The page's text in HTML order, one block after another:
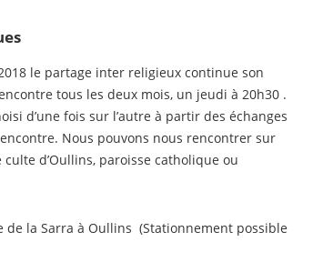
le partage inter religieux continue son
tous les deux mois, un jeudi à 20h30 .
d’une fois sur l’autre à partir des échanges
Nous pouvons nous rencontrer sur
d’Oullins, paroisse catholique ou
de la Sarra à Oullins (Stationnement possible